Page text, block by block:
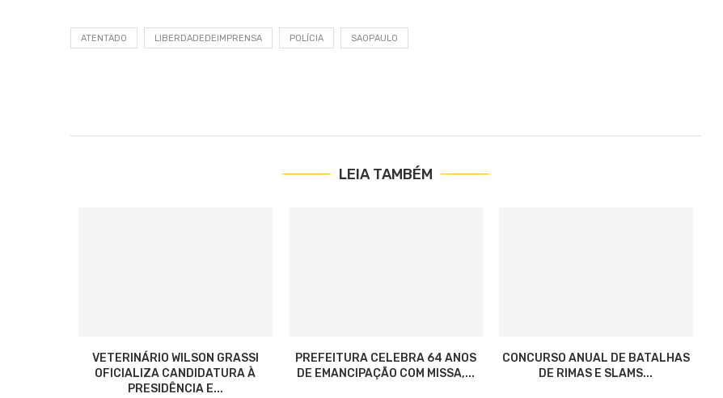
ATENTADO LIBERDADEDEIMPRENSA POLÍCIA SAOPAULO
LEIA TAMBÉM
VETERINÁRIO WILSON GRASSI
OFICIALIZA CANDIDATURA À
PRESIDÊNCIA E...
PREFEITURA CELEBRA 64 ANOS
DE EMANCIPAÇÃO COM MISSA,...
CONCURSO ANUAL DE BATALHAS
DE RIMAS E SLAMS...